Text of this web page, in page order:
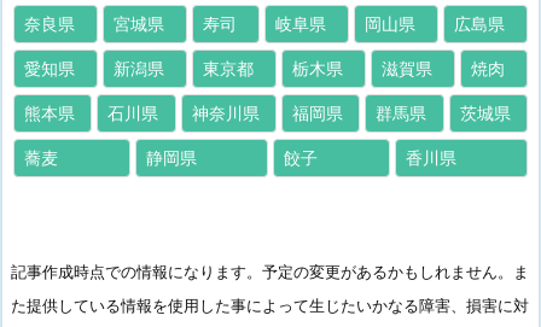
奈良県 宮城県 寿司 岐阜県 岡山県 広島県
愛知県 新潟県 東京都 栃木県 滋賀県 焼肉
熊本県 石川県 神奈川県 福岡県 群馬県 茨城県
蕎麦 静岡県 餃子 香川県
記事作成時点での情報になります。予定の変更があるかもしれません。ま
た提供している情報を使用した事によって生じたいかなる障害、損害に対